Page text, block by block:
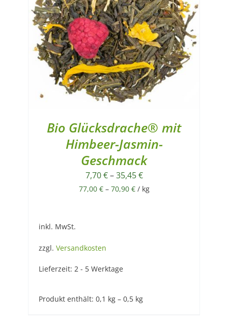
Bio Glücksdrache® mit
Himbeer-Jasmin-
Geschmack
7,70€–35,45€
77,00 €– 70,90 €/ kg
inkl. MwSt.
zzgl. Versandkosten
Lieferzeit: 2 - 5 Werktage
Produkt enthält: 0,1 kg – 0,5 kg